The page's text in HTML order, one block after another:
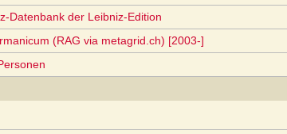
Datenbank der Leibniz-Edition
(RAG via metagrid.ch) [2003-]